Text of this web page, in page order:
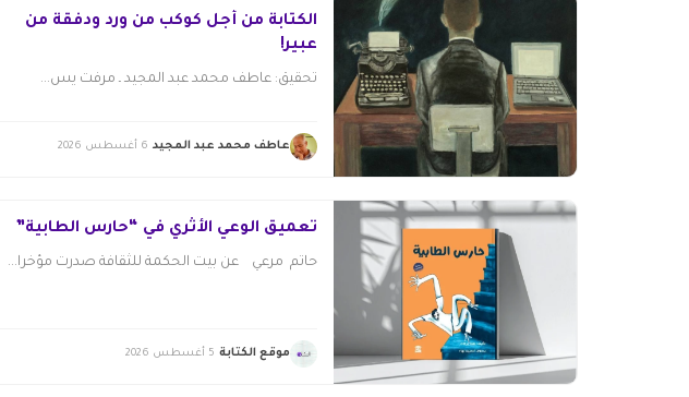
الكتابة من أجل كوكب من ورد ودفقة من
عبير!
تحقيق: عاطف محمد عبد المجيد ـ مرفت يس...
عاطف محمد عبد المجيد 6 أغسطس 2026
تعميق الوعي الأثري في “حارس الطابية”
حاتم مرعي عن بيت الحكمة للثقافة صدرت مؤخرا...
موقع الكتابة 5 أغسطس 2026